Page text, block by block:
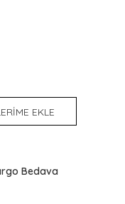
EKLE
Bedava